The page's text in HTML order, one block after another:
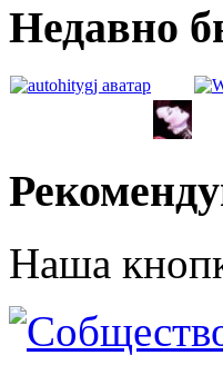
Недавно
Наша